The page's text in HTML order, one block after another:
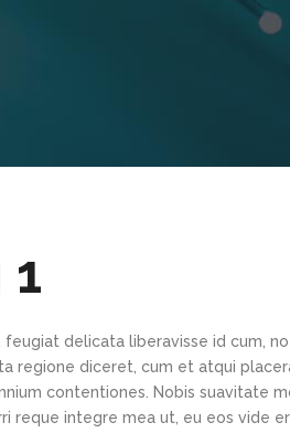
delicata liberavisse id cum,
regione diceret, cum et atqui
contentiones. Nobis suavitate
reque integre mea ut, eu eos vide